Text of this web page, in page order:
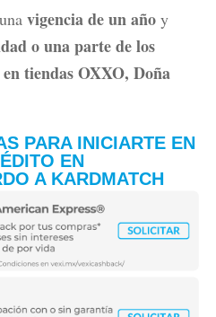
vigencia de un año y
o una parte de los
tiendasOXXO, Doña
PARA INICIARTE EN
EN
A KARDMATCH